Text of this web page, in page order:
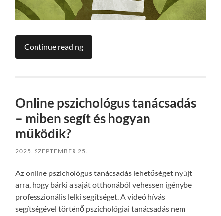
Continue reading
Online pszichológus tanácsadás
– miben segít és hogyan
működik?
2025. SZEPTEMBER 25.
Az online pszichológus tanácsadás lehetőséget nyújt
arra, hogy bárki a saját otthonából vehessen igénybe
professzionális lelki segítséget. A videó hívás
segítségével történő pszichológiai tanácsadás nem